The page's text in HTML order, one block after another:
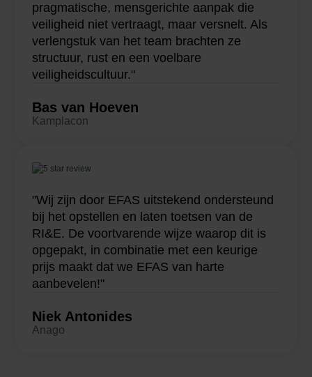
pragmatische, mensgerichte aanpak die
veiligheid niet vertraagt, maar versnelt. Als
verlengstuk van het team brachten ze
structuur, rust en een voelbare
veiligheidscultuur."
Bas van Hoeven
Kamplacon
"Wij zijn door EFAS uitstekend ondersteund
bij het opstellen en laten toetsen van de
RI&E. De voortvarende wijze waarop dit is
opgepakt, in combinatie met een keurige
prijs maakt dat we EFAS van harte
aanbevelen!"
Niek Antonides
Anago